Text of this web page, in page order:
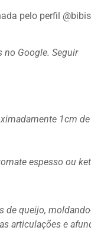
pelo perfil
no Google. Seguir
1cm
espesso ou
de queijo,
articulações e